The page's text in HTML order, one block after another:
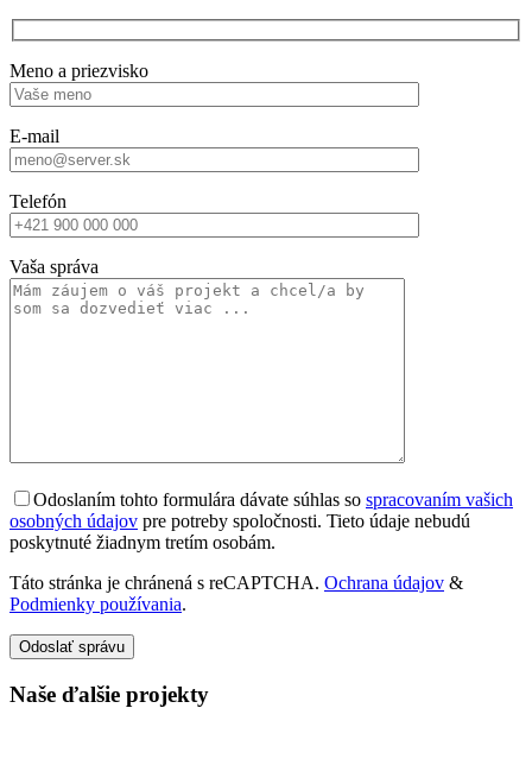
Meno a priezvisko
E-mail
Telefón
Vaša správa
Odoslaním tohto formulára dávate súhlas so spracovaním vašich
osobných údajov pre potreby spoločnosti. Tieto údaje nebudú
poskytnuté žiadnym tretím osobám.
Táto stránka je chránená s reCAPTCHA. Ochrana údajov &
Podmienky používania.
Odoslať správu
Naše ďalšie projekty